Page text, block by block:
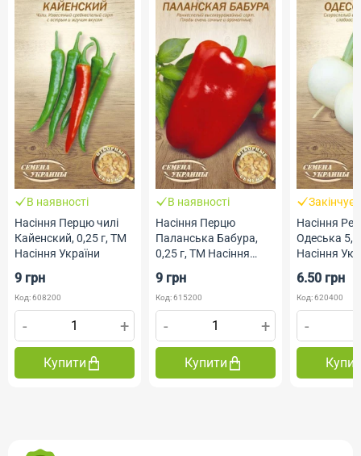
В наявності
Насіння Перцю чилі
Кайенский, 0,25 г, ТМ
Насіння України
9 грн
Код: 608200
- +
Купити
В наявності
Насіння Перцю
Паланська Бабура,
0,25 г, ТМ Насіння
9 грн
Код: 615200
- +
Купити
Насіння
Одеська 5,
Насіння
6.50 грн
Код: 620400
-